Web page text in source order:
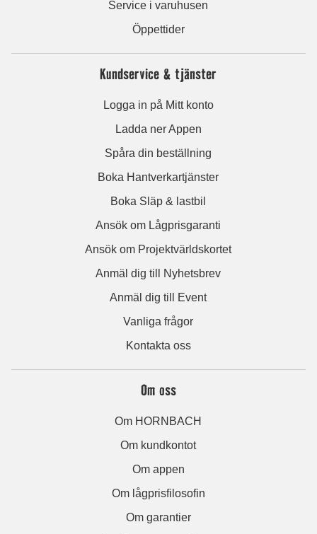
Service i varuhusen
Öppettider
Kundservice & tjänster
Logga in på Mitt konto
Ladda ner Appen
Spåra din beställning
Boka Hantverkartjänster
Boka Släp & lastbil
Ansök om Lågprisgaranti
Ansök om Projektvärldskortet
Anmäl dig till Nyhetsbrev
Anmäl dig till Event
Vanliga frågor
Kontakta oss
Om oss
Om HORNBACH
Om kundkontot
Om appen
Om lågprisfilosofin
Om garantier